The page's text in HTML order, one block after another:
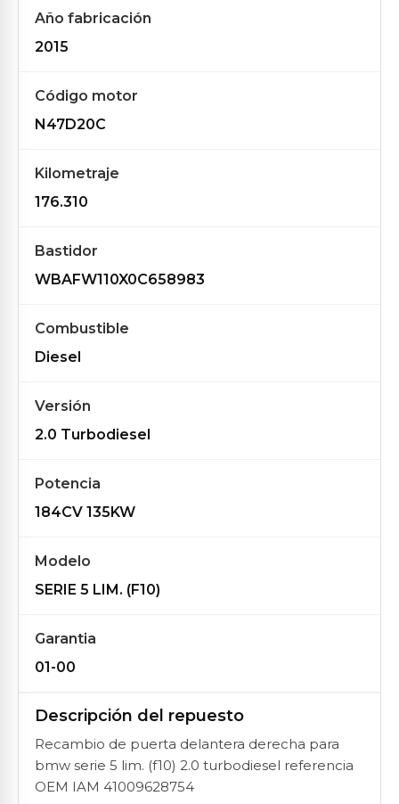
Año fabricación
2015
Código motor
N47D20C
Kilometraje
176.310
Bastidor
WBAFW110X0C658983
Combustible
Diesel
Versión
2.0 Turbodiesel
Potencia
184CV 135KW
Modelo
SERIE 5 LIM. (F10)
Garantia
01-00
Descripción del repuesto
Recambio de puerta delantera derecha para
bmw serie 5 lim. (f10) 2.0 turbodiesel referencia
OEM IAM 41009628754